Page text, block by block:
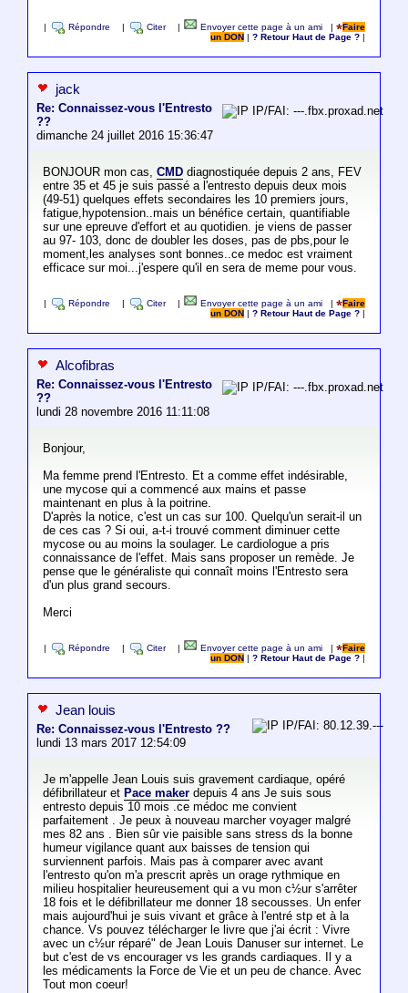
Répondre Citer Envoyer cette page à un ami |
Faire
un DON
|? Retour Haut de Page ?
jack
Re: Connaissez-vous l'Entresto
??
dimanche 24 juillet 2016 15:36:47
IP/FAI: ---.fbx.proxad.net
BONJOUR mon cas, CMDdiagnostiquée depuis 2 ans, FEV
entre 35 et 45 je suis passé a l'entresto depuis deux mois
(49-51) quelques effets secondaires les 10 premiers jours,
fatigue,hypotension..mais un bénéfice certain, quantifiable
sur une epreuve d'effort et au quotidien. je viens de passer
au 97- 103, donc de doubler les doses, pas de pbs,pour le
moment,les analyses sont bonnes..ce medoc est vraiment
efficace sur moi...j'espere qu'il en sera de meme pour vous.
Répondre Citer Envoyer cette page à un ami |
Faire
un DON
|? Retour Haut de Page ?
Alcofibras
Re: Connaissez-vous l'Entresto
??
lundi 28 novembre 2016 11:11:08
IP/FAI: ---.fbx.proxad.net
Bonjour,
Ma femme prend l'Entresto. Et a comme effet indésirable,
une mycose qui a commencé aux mains et passe
maintenant en plus à la poitrine.
D'après la notice, c'est un cas sur 100. Quelqu'un serait-il un
de ces cas ? Si oui, a-t-i trouvé comment diminuer cette
mycose ou au moins la soulager. Le cardiologue a pris
connaissance de l'effet. Mais sans proposer un remède. Je
pense que le généraliste qui connaît moins l'Entresto sera
d'un plus grand secours.
Merci
Répondre Citer Envoyer cette page à un ami |
Faire
un DON
|? Retour Haut de Page ?
Jean louis
Re: Connaissez-vous l'Entresto ??
lundi 13 mars 2017 12:54:09
IP/FAI: 80.12.39.---
Je m'appelle Jean Louis suis gravement cardiaque, opéré
défibrillateur et Pace makerdepuis 4 ans Je suis sous
entresto depuis 10 mois .ce médoc me convient
parfaitement . Je peux à nouveau marcher voyager malgré
mes 82 ans . Bien sûr vie paisible sans stress ds la bonne
humeur vigilance quant aux baisses de tension qui
surviennent parfois. Mais pas à comparer avec avant
l'entresto qu'on m'a prescrit après un orage rythmique en
milieu hospitalier heureusement qui a vu mon c½ur s'arrêter
18 fois et le défibrillateur me donner 18 secousses. Un enfer
mais aujourd'hui je suis vivant et grâce à l'entré stp et à la
chance. Vs pouvez télécharger le livre que j'ai écrit : Vivre
avec un c½ur réparé" de Jean Louis Danuser sur internet. Le
but c'est de vs encourager vs les grands cardiaques. Il y a
les médicaments la Force de Vie et un peu de chance. Avec
Tout mon coeur!